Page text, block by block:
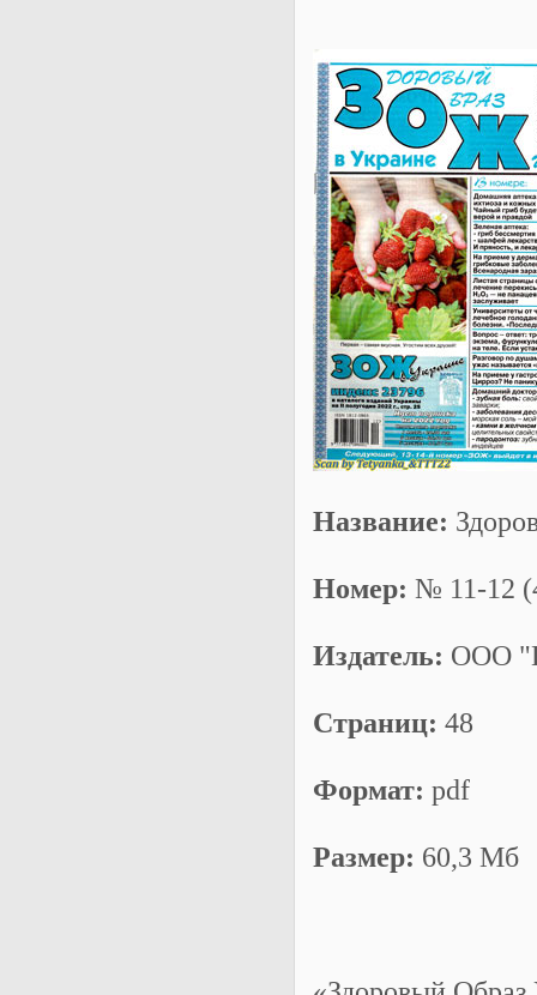
Название:
Номер: № 11-12
Издатель: ООО
Страниц: 48
Формат: pdf
Размер: 60,3 Мб